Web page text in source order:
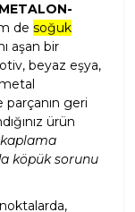
METALON-
de soğuk
aşan bir
beyaz eşya,
parçanın geri
ürün
köpük sorunu